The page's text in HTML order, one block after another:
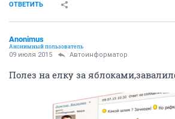
ОТВЕТИТЬ
Anоnimus
Анонимный пользователь
09 июля 2015 Автоинформатор
Полез на елку за